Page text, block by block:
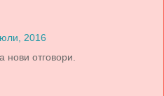
2016
нови отговори.